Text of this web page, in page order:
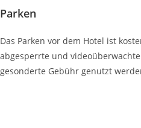
Parken
Das Parken vor dem Hotel ist
abgesperrte und
gesonderte Gebühr genutzt